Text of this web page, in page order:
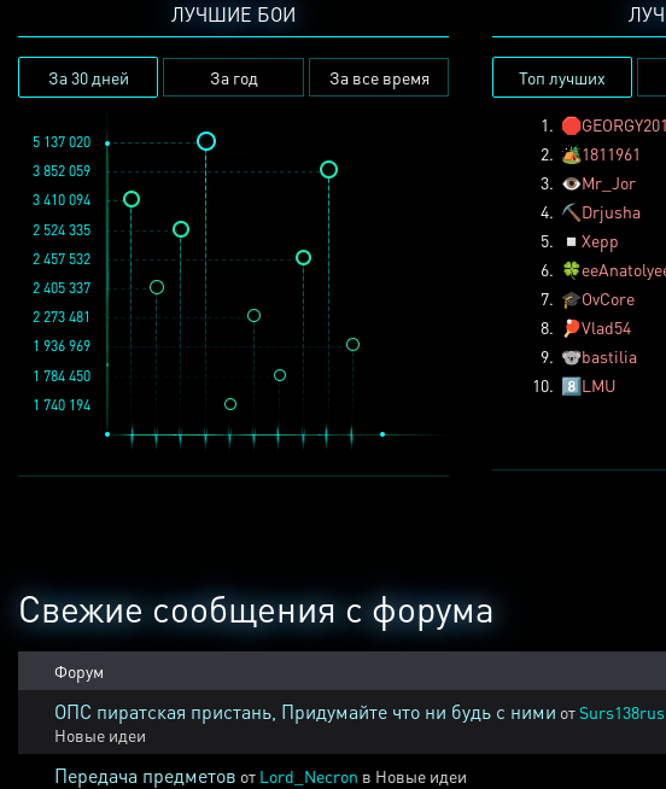
ЛУЧШИЕ БОИ
За 30 дней За год За все время
1 936 969
3 852 059
2 457 532
1 784 450
2 273 481
1 740 194
5 137 020
2 524 335
2 405 337
3 410 094
Топ лучших
1. 🛑
2. 🏕️1811961
3. 👁️Mr_Jor
4. ⛏️ Drjusha
5.
◽ Xepp
6. 🍀
7. 🎓OvCore
8.
🏓Vlad54
9. 🐨bastilia
10. 8️⃣LMU
Свежие сообщения с форума
Форум
ОПС пиратская пристань, Придумайте что ни будь с ними отSurs138rus
Новые идеи
Передача предметов от Lord_Necron в Новые идеи